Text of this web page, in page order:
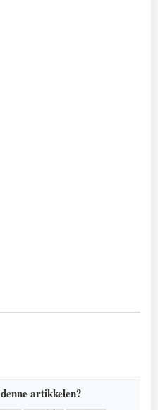
artikkelen?